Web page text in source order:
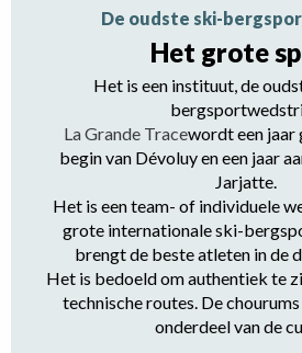
De oudste ski-
Het grote
Het is een instituut, de
La Grande Tracewordt een jaar
begin van Dévoluy en een jaar
Jarjatte.
Het is een team- of individuele
grote internationale ski-
brengt de beste atleten in de
Het is bedoeld om authentiek te
technische routes. De
onderdeel van de